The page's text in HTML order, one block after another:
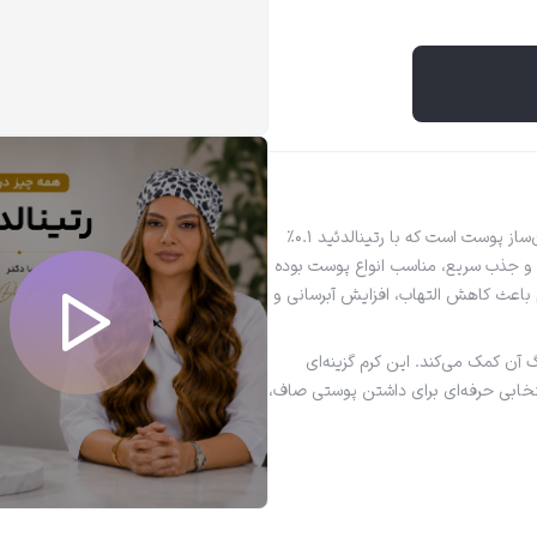
کرم ژل رتینالدئید تایم ویت ویتالیر یک محصول تخصصی ضدچروک و جوان‌ساز پوست است که با رتینالدئید 0.1%
جذب سریع، مناسب انواع پوست بوده
کاهش التهاب، افزایش آبرسانی و
آن کمک می‌کند. این کرم گزینه‌ای
حرفه‌ای برای داشتن پوستی صاف،